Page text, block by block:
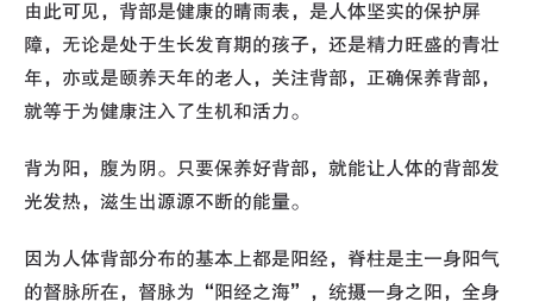
由此可见，背部是健康的晴雨表，是人体坚实的保护屏
障，无论是处于生长发育期的孩子，还是精力旺盛的青壮
年，亦或是颐养天年的老人，关注背部，正确保养背部，
就等于为健康注入了生机和活力。
背为阳，腹为阴。只要保养好背部，就能让人体的背部发
光发热，滋生出源源不断的能量。
因为人体背部分布的基本上都是阳经，脊柱是主一身阳气
的督脉所在，督脉为“阳经之海”，统摄一身之阳，全身